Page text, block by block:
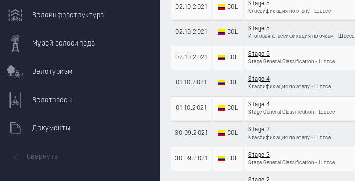
Велоинфраструктура
Музей велосипеда
Велотуризм
Велотрассы
Документы
Свернуть
02.10.2021 COL
Stage 5
Классификация по этапу - Шоссе
02.10.2021 COL
Stage 5
Итоговая классификация по очкам - Шоссе
02.10.2021 COL
Stage 5
Stage General Classification - Шоссе
01.10.2021 COL
Stage 4
Классификация по этапу - Шоссе
01.10.2021 COL
Stage 4
Stage General Classification - Шоссе
30.09.2021 COL
Stage 3
Классификация по этапу - Шоссе
30.09.2021 COL
Stage 3
Stage General Classification - Шоссе